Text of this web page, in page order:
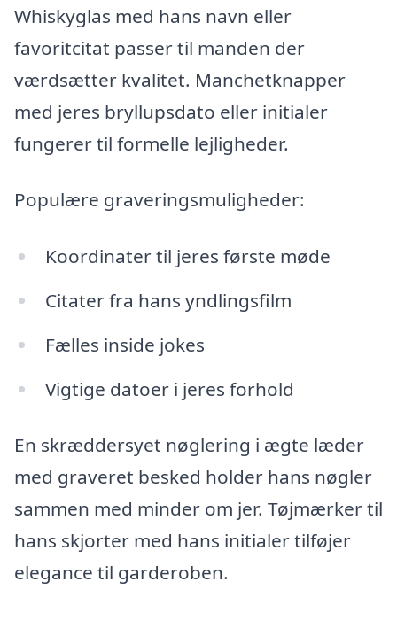
Whiskyglas med hans navn eller
favoritcitat passer til manden der
værdsætter kvalitet. Manchetknapper
med jeres bryllupsdato eller initialer
fungerer til formelle lejligheder.
Populære graveringsmuligheder:
Koordinater til jeres første møde
Citater fra hans yndlingsfilm
Fælles inside jokes
Vigtige datoer i jeres forhold
En skræddersyet nøglering i ægte læder
med graveret besked holder hans nøgler
sammen med minder om jer. Tøjmærker til
hans skjorter med hans initialer tilføjer
elegance til garderoben.